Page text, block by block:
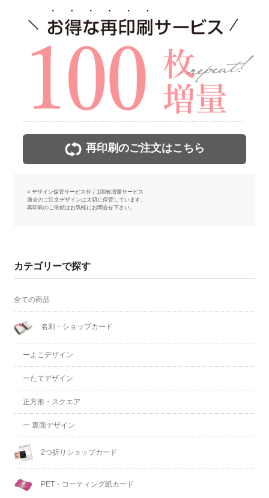
再印刷のご注文はこちら
○ デザイン保管サービス付 / 100枚増量サービス
過去のご注文デザインは大切に保管しています。
再印刷のご依頼はお気軽にお問合せ下さい。
カテゴリーで探す
全ての商品
名刺・ショップカード
ーよこデザイン
ーたてデザイン
正方形・スクエア
ー 裏面デザイン
2つ折りショップカード
PET・コーティング紙カード